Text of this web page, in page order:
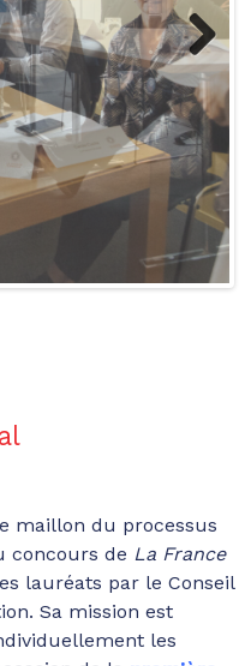
Next
maillon du processus
concours de La France
lauréats par le Conseil
Sa mission est
les
de la première